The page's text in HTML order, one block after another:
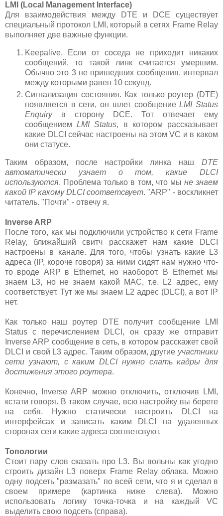
LMI (Local Management Interface)
Для взаимодействия между DTE и DCE существует
специальный протокол LMI, который в сетях Frame Relay
выполняет две важные функции.
Keepalive. Если от соседа не приходит никаких
сообщений, то такой линк считается умершим.
Обычно это 3 не пришедших сообщения, интервал
между которыми равен 10 секунд.
Сигнализация состояния. Как только роутер (DTE)
появляется в сети, он шлет сообщениеLMI Status
Enquiryв сторону DCE. Тот отвечает ему
сообщениемLMI Status, в котором рассказывает
какие DLCI сейчас настроены на этом VC и в каком
они статусе.
Таким образом, после настройки линка наш DTE
автоматически узнает о том, какие DLCI
используются. Проблема только в том, что мы не знаем
какой IP какому DLCI соответсвует. "ARP" - воскликнет
читатель. "Почти" - отвечу я.
Inverse ARP
После того, как мы подключили устройство к сети Frame
Relay, ближайший свитч расскажет нам какие DLCI
настроены в канале. Для того, чтобы узнать какие L3
адреса (IP, короче говоря) за ними сидят нам нужно что-
то вроде ARP в Ethernet, но наоборот. В Ethernet мы
знаем L3, но не знаем какой MAC, т.е. L2 адрес, ему
соответствует. Тут же мы знаем L2 адрес (DLCI), а вот IP
нет.
Как только наш роутер DTE получит сообщение LMI
Status с перечислением DLCI, он сразу же отправит
Inverse ARP сообщение в сеть, в котором расскажет свой
DLCI и свой L3 адрес. Таким образом, другие участники
сети узнают, с каким DLCI нужно слать кадры для
достижения этого роутера.
Конечно, Inverse ARP можно отключить, отключив LMI,
кстати говоря. В таком случае, всю настройку вы берете
на себя. Нужно статически настроить DLCI на
интерфейсах и записать каким DLCI на удаленных
сторонах сети какие адреса соответсвуют.
Топологии
Стоит пару слов сказать про L3. Вы вольны как угодно
строить дизайн L3 поверх Frame Relay облака. Можно
одну подсеть "размазать" по всей сети, что я и сделал в
своем примере (картинка ниже слева). Можно
использовать логику точка-точка и на каждый VC
выделить свою подсеть (справа).